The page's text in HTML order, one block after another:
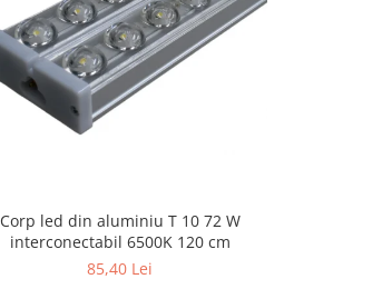
Corp led din aluminiu T 10 72 W
interconectabil 6500K 120 cm
85,40 Lei